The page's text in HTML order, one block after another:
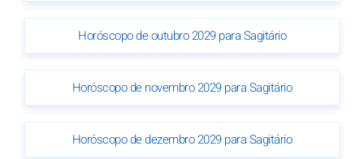
Horóscopo de outubro 2029 para Sagitário
Horóscopo de novembro 2029 para Sagitário
Horóscopo de dezembro 2029 para Sagitário